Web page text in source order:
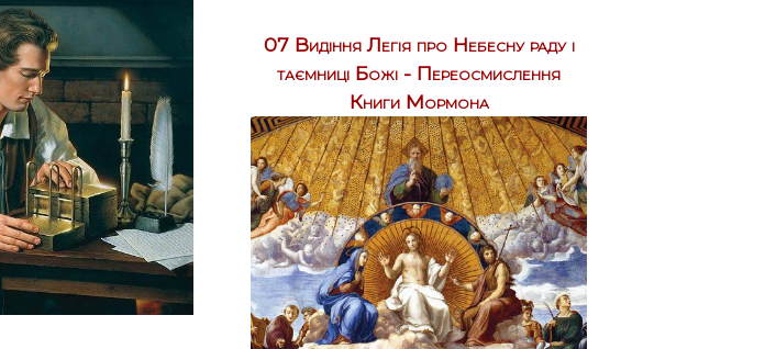
07 Видіння Легія про Небесну раду і
таємниці Божі - Переосмислення
Книги Мормона